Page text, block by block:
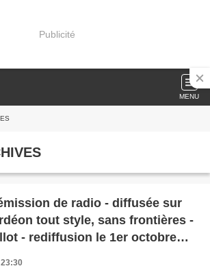
Publicité
MENU
de radio - diffusée sur
tout style, sans frontières -
- rediffusion le 1er octobre